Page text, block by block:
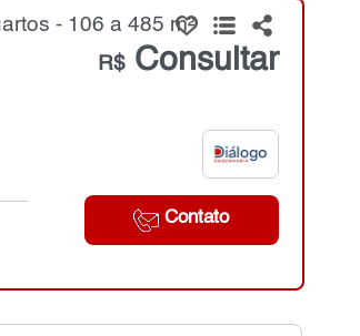
- 106 a 485 m²
R$Consultar
Contato